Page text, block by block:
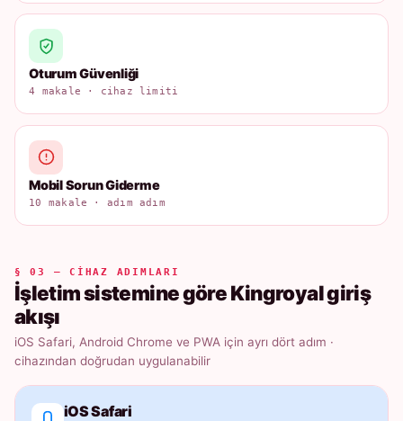
Oturum Güvenliği
4 makale · cihaz limiti
Mobil Sorun Giderme
10 makale · adım adım
§ 03 — CIHAZ ADIMLARI
İşletim sistemine göre Kingroyal giriş
akışı
iOS Safari, Android Chrome ve PWA için ayrı dört adım ·
cihazından doğrudan uygulanabilir
iOS Safari